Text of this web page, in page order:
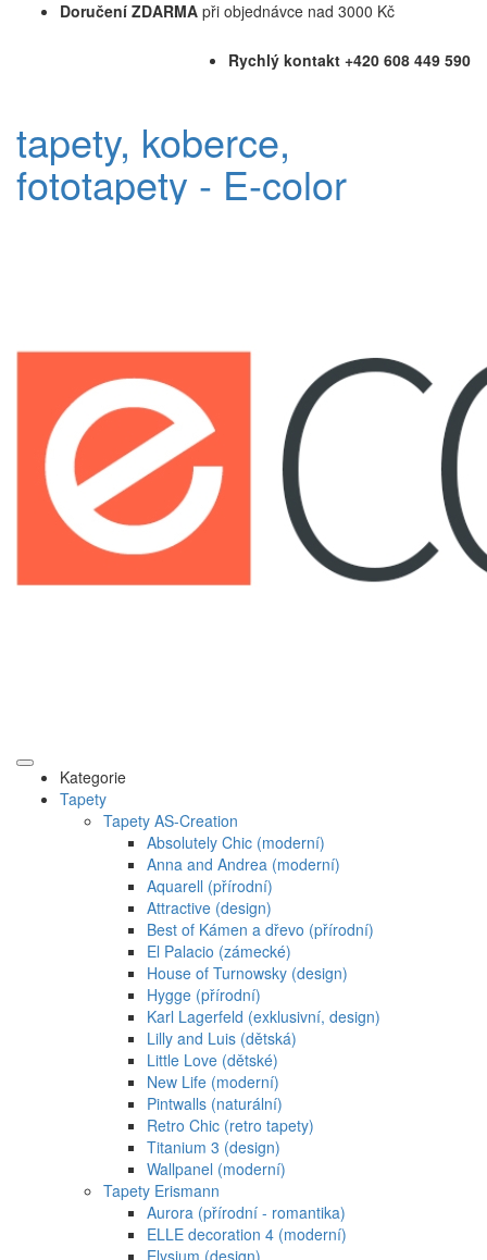
Doručení ZDARMA při objednávce nad 3000 Kč
Rychlý kontakt +420 608 449 590
tapety, koberce,
fototapety - E-color
Kategorie
Tapety
Tapety AS-Creation
Absolutely Chic (moderní)
Anna and Andrea (moderní)
Aquarell (přírodní)
Attractive (design)
Best of Kámen a dřevo (přírodní)
El Palacio (zámecké)
House of Turnowsky (design)
Hygge (přírodní)
Karl Lagerfeld (exklusivní, design)
Lilly and Luis (dětská)
Little Love (dětské)
New Life (moderní)
Pintwalls (naturální)
Retro Chic (retro tapety)
Titanium 3 (design)
Wallpanel (moderní)
Tapety Erismann
Aurora (přírodní - romantika)
ELLE decoration 4 (moderní)
Elysium (design)